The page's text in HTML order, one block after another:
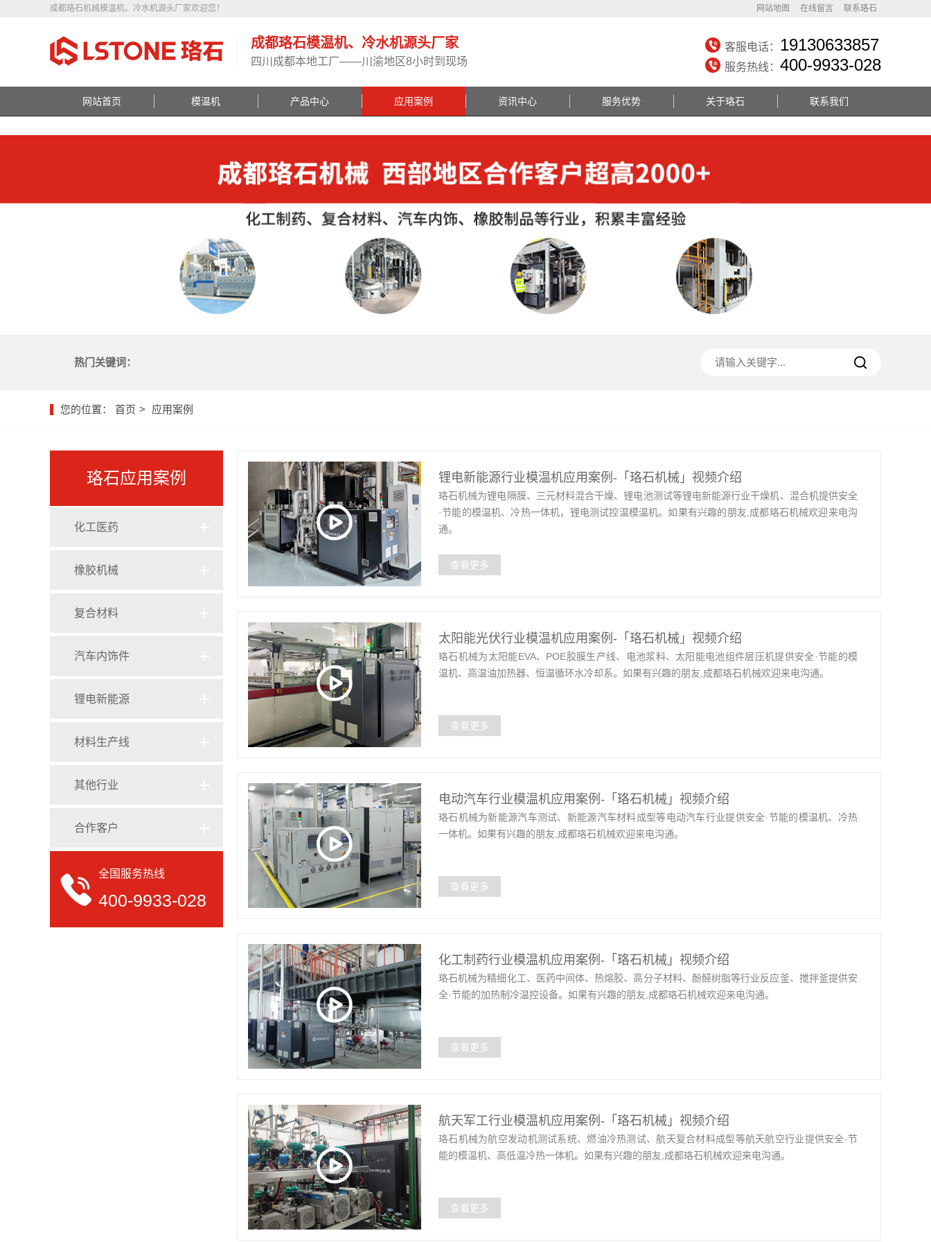
网站地图 在线留言 联系珞石
成都珞石机械模温机、冷水机源头厂家欢迎您！
客服电话： 19130633857
服务热线： 400-9933-028
成都珞石模温机、冷水机源头厂家
四川成都本地工厂——川渝地区8小时到现场
网站首页 模温机 产品中心 应用案例 资讯中心 服务优势 关于珞石 联系我们
热门关键词：
您的位置： 首页 应用案例
珞石应用案例
化工医药
橡胶机械
复合材料
汽车内饰件
锂电新能源
材料生产线
其他行业
合作客户
全国服务热线
400-9933-028
锂电新能源行业模温机应用案例-「珞石机械」视频介绍
珞石机械为锂电隔膜、三元材料混合干燥、锂电池测试等锂电新能源行业干燥机、混合机提供安全
·节能的模温机、冷热一体机，锂电测试控温模温机。如果有兴趣的朋友,成都珞石机械欢迎来电沟
通。
查看更多
太阳能光伏行业模温机应用案例-「珞石机械」视频介绍
珞石机械为太阳能EVA、POE胶膜生产线、电池浆料、太阳能电池组件层压机提供安全·节能的模
温机、高温油加热器、恒温循环水冷却系。如果有兴趣的朋友,成都珞石机械欢迎来电沟通。
查看更多
电动汽车行业模温机应用案例-「珞石机械」视频介绍
珞石机械为新能源汽车测试、新能源汽车材料成型等电动汽车行业提供安全·节能的模温机、冷热
一体机。如果有兴趣的朋友,成都珞石机械欢迎来电沟通。
查看更多
化工制药行业模温机应用案例-「珞石机械」视频介绍
珞石机械为精细化工、医药中间体、热熔胶、高分子材料、酚醛树脂等行业反应釜、搅拌釜提供安
全·节能的加热制冷温控设备。如果有兴趣的朋友,成都珞石机械欢迎来电沟通。
查看更多
航天军工行业模温机应用案例-「珞石机械」视频介绍
珞石机械为航空发动机测试系统、燃油冷热测试、航天复合材料成型等航天航空行业提供安全·节
能的模温机、高低温冷热一体机。如果有兴趣的朋友,成都珞石机械欢迎来电沟通。
查看更多